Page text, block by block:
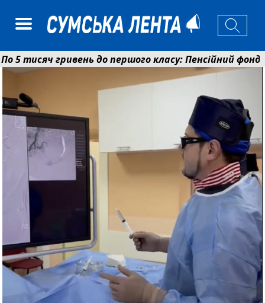
гривень до першого класу: Пенсійний фонд
у Сумах погодили 115 компенсацій на